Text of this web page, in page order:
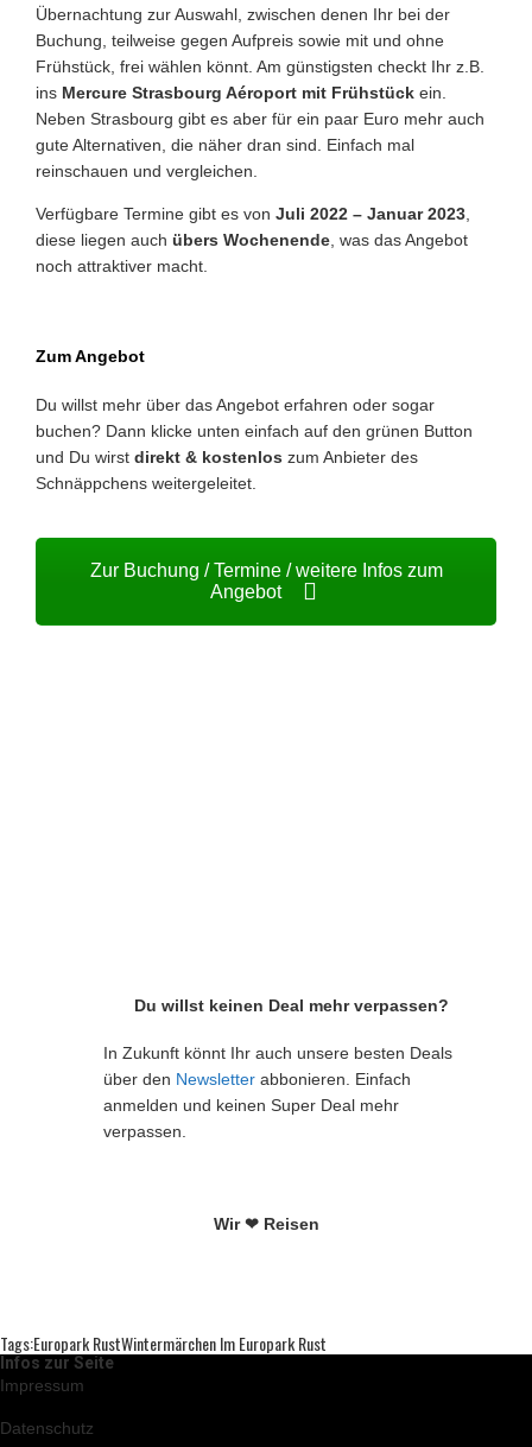
Übernachtung zur Auswahl, zwischen denen Ihr bei der
Buchung, teilweise gegen Aufpreis sowie mit und ohne
Frühstück, frei wählen könnt. Am günstigsten checkt Ihr z.B.
ins Mercure Strasbourg Aéroport mit Frühstück ein.
Neben Strasbourg gibt es aber für ein paar Euro mehr auch
gute Alternativen, die näher dran sind. Einfach mal
reinschauen und vergleichen.
Verfügbare Termine gibt es von Juli 2022 – Januar 2023,
diese liegen auch übers Wochenende, was das Angebot
noch attraktiver macht.
Zum Angebot
Du willst mehr über das Angebot erfahren oder sogar
buchen? Dann klicke unten einfach auf den grünen Button
und Du wirst direkt & kostenlos zum Anbieter des
Schnäppchens weitergeleitet.
Zur Buchung / Termine / weitere Infos zum
Angebot
Du willst keinen Deal mehr verpassen?
In Zukunft könnt Ihr auch unsere besten Deals
über den Newsletter abbonieren. Einfach
anmelden und keinen Super Deal mehr
verpassen.
Wir ❤ Reisen
Tags:Europark RustWintermärchen Im Europark Rust
Infos zur Seite
Impressum
Datenschutz